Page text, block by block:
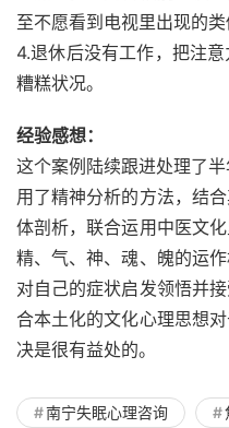
至不愿看到电视里出现的类
4.退休后没有工作，把注
糟糕状况。
经验感想：
这个案例陆续跟进处理了
用了精神分析的方法，结
体剖析，联合运用中医文
精、气、神、魂、魄的运
对自己的症状启发领悟并
合本土化的文化心理思想
决是很有益处的。
南宁失眠心理咨询